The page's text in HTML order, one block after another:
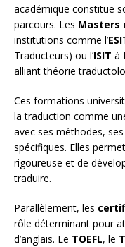
académique constitue
parcours. Les Masters
institutions comme l’
Traducteurs) ou l’ISIT à
alliant théorie
Ces formations
la traduction comme
avec ses méthodes,
spécifiques. Elles
rigoureuse et de
traduire.
Parallèlement, les
rôle déterminant pour
d’anglais. Le TOEFL, le